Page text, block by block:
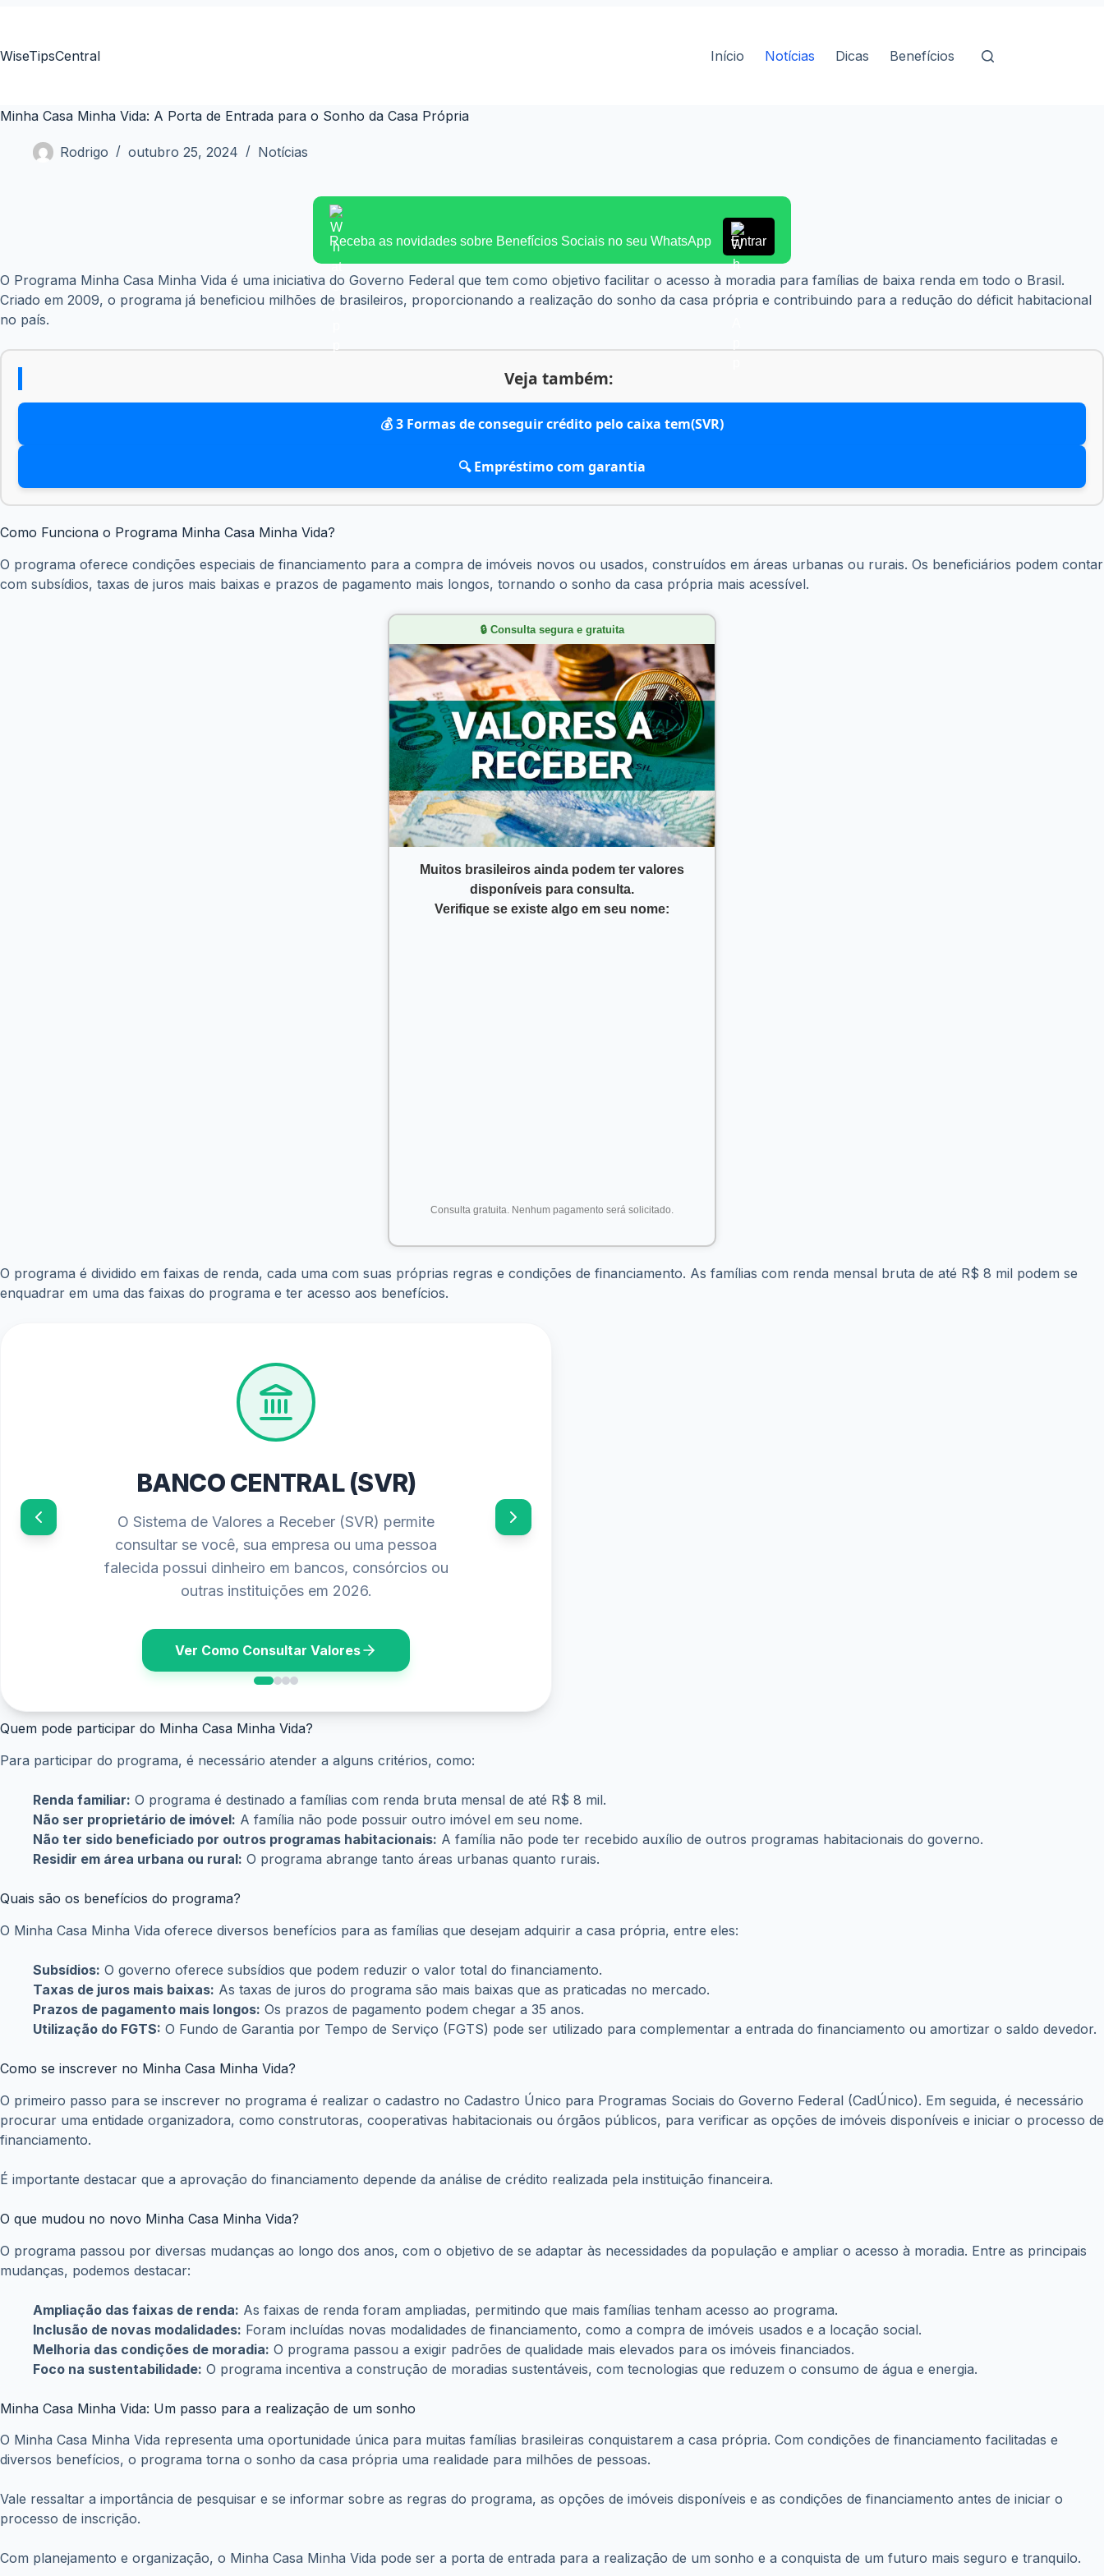
o
WiseTipsCentral Início Notícias Dicas Benefícios
Minha Casa Minha Vida: A Porta de Entrada para o Sonho da Casa Própria
Rodrigo outubro 25, 2024 Notícias
Receba as novidades sobre Benefícios Sociais no seu WhatsApp Entrar
O Programa Minha Casa Minha Vida é uma iniciativa do Governo Federal que tem como objetivo facilitar o acesso à moradia para famílias de baixa renda em todo o Brasil.
Criado em 2009, o programa já beneficiou milhões de brasileiros, proporcionando a realização do sonho da casa própria e contribuindo para a redução do déficit habitacional
no país.
Veja também:
💰 3 Formas de conseguir crédito pelo caixa tem(SVR)
🔍 Empréstimo com garantia
Como Funciona o Programa Minha Casa Minha Vida?
O programa oferece condições especiais de financiamento para a compra de imóveis novos ou usados, construídos em áreas urbanas ou rurais. Os beneficiários podem contar
com subsídios, taxas de juros mais baixas e prazos de pagamento mais longos, tornando o sonho da casa própria mais acessível.
🔒 Consulta segura e gratuita
Muitos brasileiros ainda podem ter valores
disponíveis para consulta.
Verifique se existe algo em seu nome: